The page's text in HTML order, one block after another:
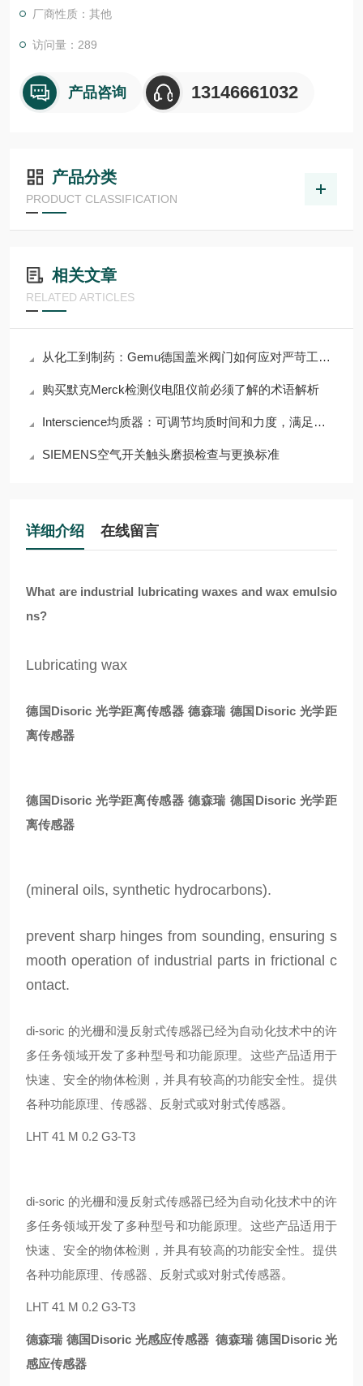
厂商性质：其他
访问量：289
产品咨询 13146661032
产品分类
PRODUCT CLASSIFICATION
相关文章
RELATED ARTICLES
从化工到制药：Gemu德国盖米阀门如何应对严苛工况挑战？
购买默克Merck检测仪电阻仪前必须了解的术语解析
Interscience均质器：可调节均质时间和力度，满足多样需求
SIEMENS空气开关触头磨损检查与更换标准
详细介绍 在线留言
What are industrial lubricating waxes and wax emulsio
ns?
Lubricating wax
德国Disoric 光学距离传感器 德森瑞 德国Disoric 光学距
离传感器
德国Disoric 光学距离传感器 德森瑞 德国Disoric 光学距
离传感器
(mineral oils, synthetic hydrocarbons).
prevent sharp hinges from sounding, ensuring s
mooth operation of industrial parts in frictional c
ontact.
di-soric 的光栅和漫反射式传感器已经为自动化技术中的许
多任务领域开发了多种型号和功能原理。这些产品适用于
快速、安全的物体检测，并具有较高的功能安全性。提供
各种功能原理、传感器、反射式或对射式传感器。
LHT 41 M 0.2 G3-T3
di-soric 的光栅和漫反射式传感器已经为自动化技术中的许
多任务领域开发了多种型号和功能原理。这些产品适用于
快速、安全的物体检测，并具有较高的功能安全性。提供
各种功能原理、传感器、反射式或对射式传感器。
LHT 41 M 0.2 G3-T3
德森瑞 德国Disoric 光感应传感器 德森瑞 德国Disoric 光
感应传感器